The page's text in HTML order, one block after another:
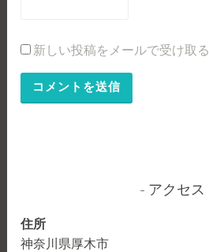
新しい投稿をメールで受け取る
アクセス
住所
神奈川県厚木市